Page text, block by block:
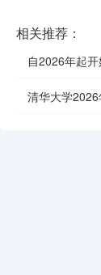
相关推荐：
自2026年起
学项目
清华大学